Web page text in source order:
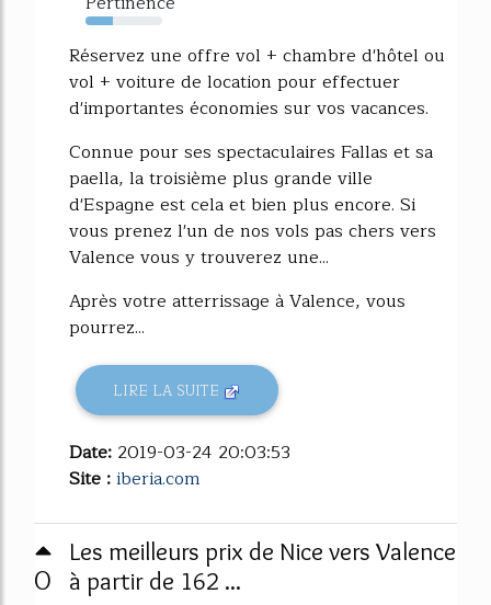
36%
Réservez une offre vol + chambre d'hôtel ou
vol + voiture de location pour effectuer
d'importantes économies sur vos vacances.
Connue pour ses spectaculaires Fallas et sa
paella, la troisième plus grande ville
d'Espagne est cela et bien plus encore. Si
vous prenez l'un de nos vols pas chers vers
Valence vous y trouverez une...
Après votre atterrissage à Valence, vous
pourrez...
LIRE LA SUITE
Date: 2019-03-24 20:03:53
Site :iberia.com
0
Les meilleurs prix de Nice vers Valence
à partir de 162 ...